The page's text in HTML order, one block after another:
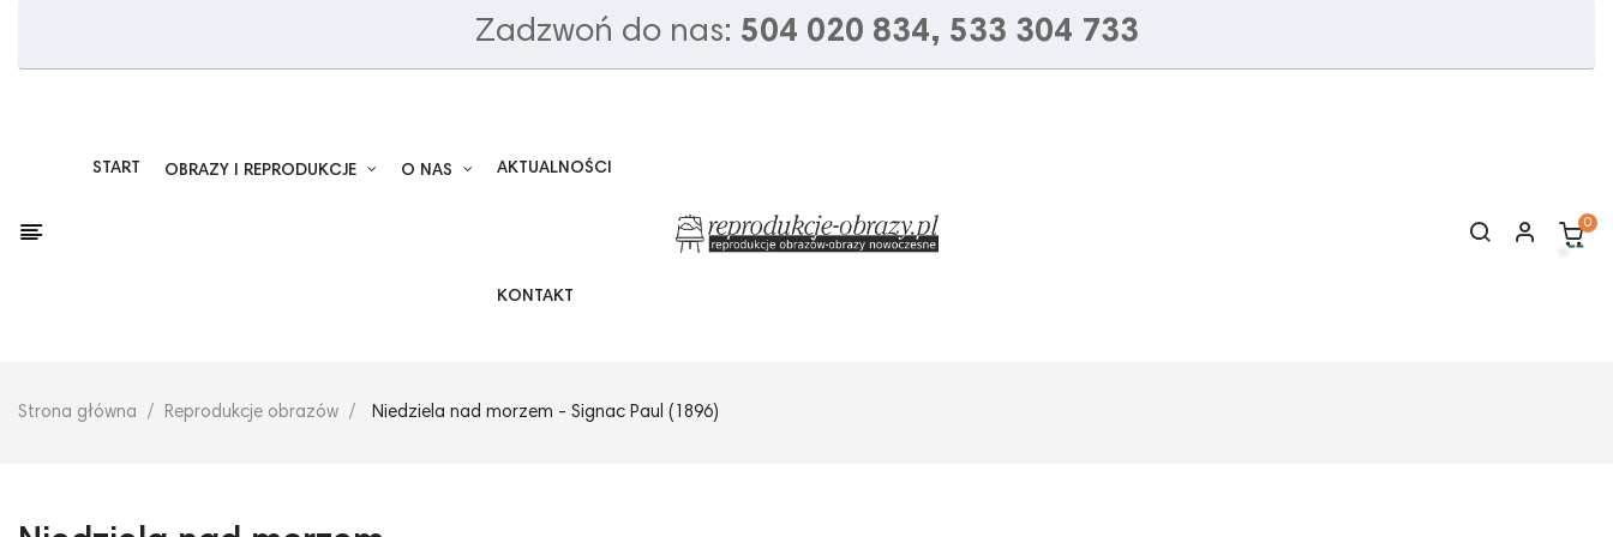
Zadzwoń do nas: 504 020 834, 533 304 733
START OBRAZY I REPRODUKCJE O NAS AKTUALNOŚCI
KONTAKT
0
Strona główna Reprodukcje obrazów Niedziela nad morzem - Signac Paul (1896)